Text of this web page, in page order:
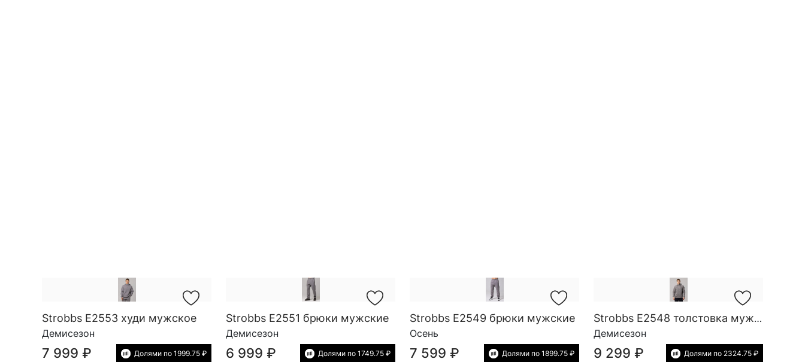
Strobbs E2553 худи мужское
Демисезон
7 999 ₽ Долями по 1999.75 ₽
Strobbs E2551 брюки мужские
Демисезон
6 999 ₽ Долями по 1749.75 ₽
Strobbs E2549 брюки мужские
Осень
7 599 ₽ Долями по 1899.75 ₽
Strobbs E2548 толстовка мужская
Демисезон
9 299 ₽ Долями по 2324.75 ₽